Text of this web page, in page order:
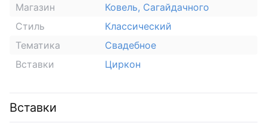
Магазин
Ковель, Сагайдачного
Стиль
Классический
Тематика
Свадебное
Вставки
Циркон
Вставки